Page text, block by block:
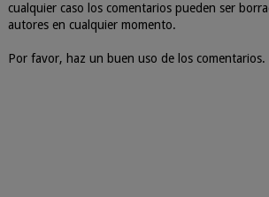
cualquier caso los comentarios pueden ser
autores en cualquier momento.
Por favor, haz un buen uso de los comentarios.